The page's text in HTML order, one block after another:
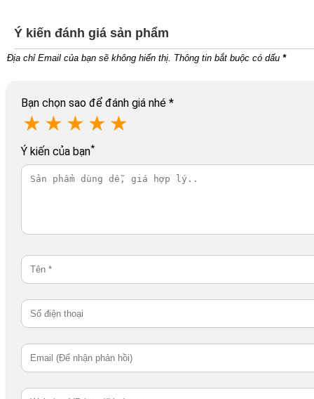
Ý kiến đánh giá sản phẩm
Địa chỉ Email của bạn sẽ không hiển thị. Thông tin bắt buộc có dấu *
Bạn chọn sao để đánh giá nhé *
★ ★ ★ ★ ★
Ý kiến của bạn*